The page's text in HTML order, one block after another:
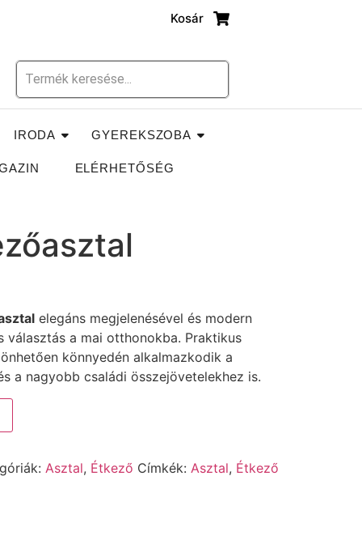
Kosár
IRODA GYEREKSZOBA
ELÉRHETŐSÉG
elegáns megjelenésével és modern
választás a mai otthonokba. Praktikus
könnyedén alkalmazkodik a
a nagyobb családi összejövetelekhez is.
Asztal, Étkező Címkék: Asztal, Étkező